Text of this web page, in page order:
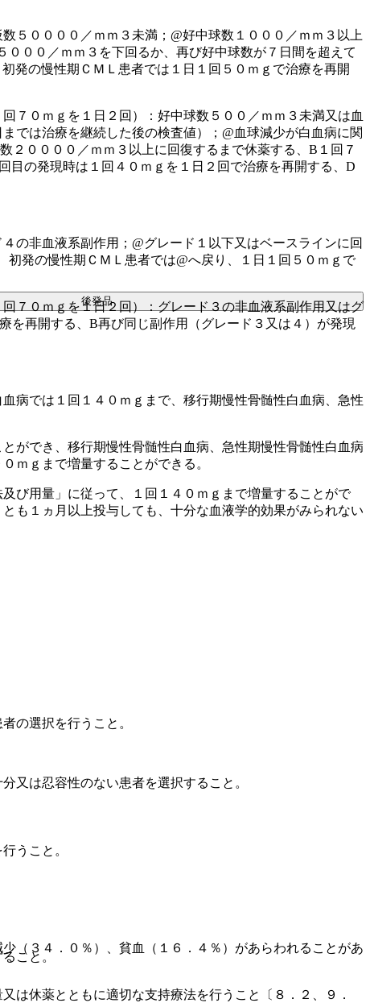
５００００／ｍｍ３未満；@好中球数１０００／ｍｍ３以上
００／ｍｍ３を下回るか、再び好中球数が７日間を超えて
発の慢性期ＣＭＬ患者では１日１回５０ｍｇで治療を再開
７０ｍｇを１日２回）：好中球数５００／ｍｍ３未満又は血
では治療を継続した後の検査値）；@血球減少が白血病に関
２００００／ｍｍ３以上に回復するまで休薬する、B１回７
目の発現時は１回４０ｍｇを１日２回で治療を再開する、D
の非血液系副作用；@グレード１以下又はベースラインに回
発の慢性期ＣＭＬ患者では@へ戻り、１日１回５０ｍｇで
７０ｍｇを１日２回）：グレード３の非血液系副作用又はグ
を再開する、B再び同じ副作用（グレード３又は４）が発現
病では１回１４０ｍｇまで、移行期慢性骨髄性白血病、急性
ができ、移行期慢性骨髄性白血病、急性期慢性骨髄性白血病
ｍｇまで増量することができる。
び用量」に従って、１回１４０ｍｇまで増量することがで
も１ヵ月以上投与しても、十分な血液学的効果がみられない
の選択を行うこと。
又は忍容性のない患者を選択すること。
うこと。
（３４．０％）、貧血（１６．４％）があらわれることがあ
は休薬とともに適切な支持療法を行うこと〔８．２、９．
後発品
こと。